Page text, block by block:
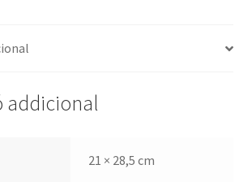
addicional
21 × 28,5 cm